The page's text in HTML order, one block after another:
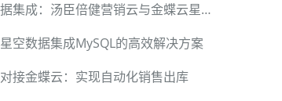
高效数据集成：汤臣倍健营销云与金蝶云星辰V2的客户同步方案
空数据集成MySQL的高效解决方案
接金蝶云：实现自动化销售出库